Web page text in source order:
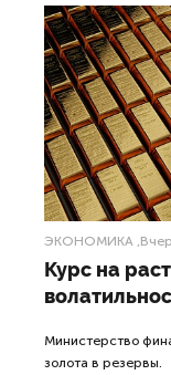
ЭКОНОМИКА
Курс на
Министерство
золота в резервы.